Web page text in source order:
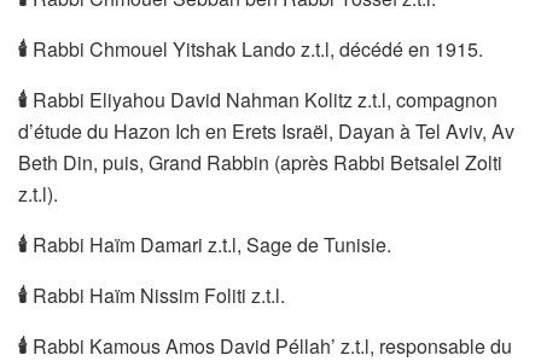
🕯 Rabbi Chmouel Yitshak Lando z.t.l, décédé en 1915.
🕯 Rabbi Eliyahou David Nahman Kolitz z.t.l, compagnon
d’étude du Hazon Ich en Erets Israël, Dayan à Tel Aviv, Av
Beth Din, puis, Grand Rabbin (après Rabbi Betsalel Zolti
z.t.l).
🕯 Rabbi Haïm Damari z.t.l, Sage de Tunisie.
🕯 Rabbi Haïm Nissim Foliti z.t.l.
🕯 Rabbi Kamous Amos David Péllah’ z.t.l, responsable du